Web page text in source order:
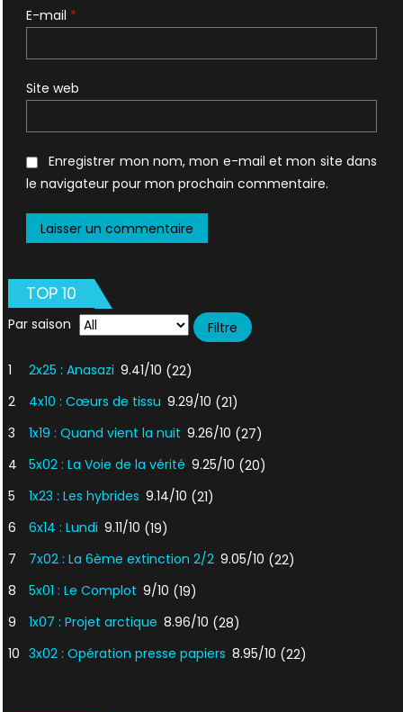
E-mail *
Site web
Enregistrer mon nom, mon e-mail et mon site dans
le navigateur pour mon prochain commentaire.
TOP 10
Par saison
1 2x25 : Anasazi 9.41/10 (22)
2
4x10 : Cœurs de tissu 9.29/10 (21)
3
1x19 : Quand vient la nuit 9.26/10 (27)
4
5x02 : La Voie de la vérité 9.25/10 (20)
5
1x23 : Les hybrides 9.14/10 (21)
6
6x14 : Lundi 9.11/10 (19)
7
7x02 : La 6ème extinction 2/2 9.05/10 (22)
8
5x01 : Le Complot 9/10 (19)
9
1x07 : Projet arctique 8.96/10 (28)
10 3x02 : Opération presse papiers 8.95/10 (22)